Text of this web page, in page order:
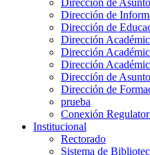
Dirección de
Dirección de
Dirección de
Dirección
Dirección
Dirección
Dirección de
Dirección de
prueba
Conexión
Institucional
Rectorado
Sistema de